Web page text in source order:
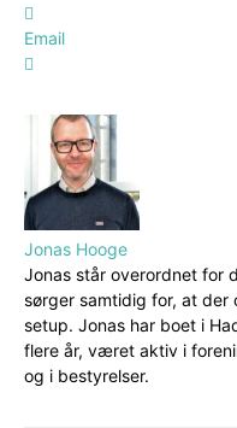
Email
Jonas Hooge
Jonas står overordnet for
sørger samtidig for, at der
setup. Jonas har boet i
flere år, været aktiv i
og i bestyrelser.